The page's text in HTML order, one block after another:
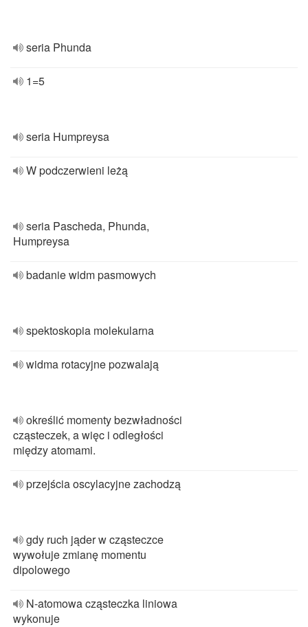
seria Phunda
1=5
seria Humpreysa
W podczerwieni leżą
seria Pascheda, Phunda,
Humpreysa
badanie widm pasmowych
spektoskopia molekularna
widma rotacyjne pozwalają
określić momenty bezwładności
cząsteczek, a więc i odległości
między atomami.
przejścia oscylacyjne zachodzą
gdy ruch jąder w cząsteczce
wywołuje zmianę momentu
dipolowego
N-atomowa cząsteczka liniowa
wykonuje